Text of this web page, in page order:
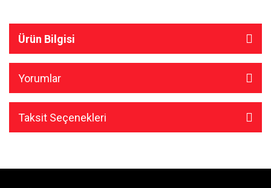
Ürün Bilgisi
Yorumlar
Taksit Seçenekleri